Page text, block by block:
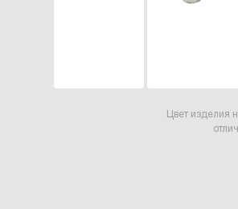
Цвет изделия